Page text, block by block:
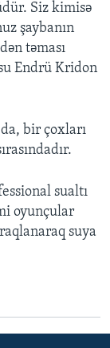
Siz kimisə
şaybanın
təması
Endrü Kridon
bir çoxları
sualtı
oyunçular
suya